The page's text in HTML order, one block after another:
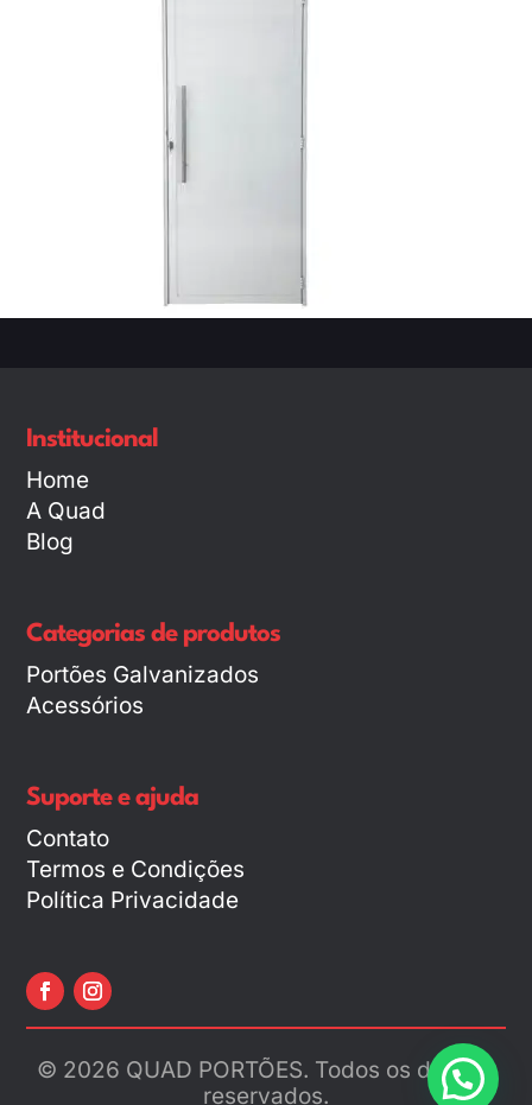
Institucional
Home
A Quad
Blog
Categorias de produtos
Portões Galvanizados
Acessórios
Suporte e ajuda
Contato
Termos e Condições
Política Privacidade
© 2026 QUAD PORTÕES. Todos os direitos
reservados.